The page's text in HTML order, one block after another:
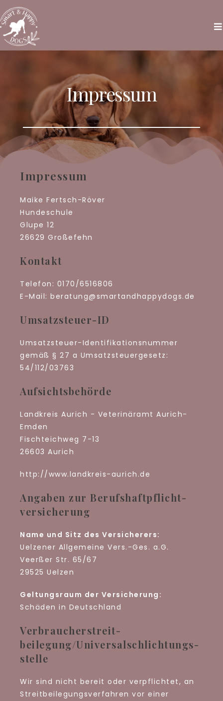
Impressum
Impressum
Maike Fertsch-Röver
Hundeschule
Glupe 12
26629 Großefehn
Kontakt
Telefon: 0170/6516806
E-Mail: beratung@smartandhappydogs.de
Umsatzsteuer-ID
Umsatzsteuer-Identifikationsnummer
gemäß § 27 a Umsatzsteuergesetz:
54/112/03763
Aufsichtsbehörde
Landkreis Aurich - Veterinäramt Aurich-
Emden
Fischteichweg 7-13
26603 Aurich
http://www.landkreis-aurich.de
Angaben zur Berufs­haftpflicht­
versicherung
Name und Sitz des Versicherers:
Uelzener Allgemeine Vers.-Ges. a.G.
Veerßer Str. 65/67
29525 Uelzen
Geltungsraum der Versicherung:
Schäden in Deutschland
Verbraucher­streit­
beilegung/Universal­schlichtungs­
stelle
Wir sind nicht bereit oder verpflichtet, an
Streitbeilegungsverfahren vor einer